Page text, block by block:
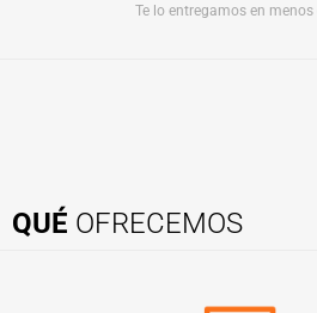
Te lo entregamos en
QUÉ OFRECEMOS